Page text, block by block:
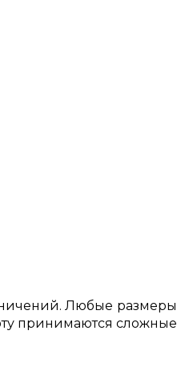
Любые размеры
принимаются сложные